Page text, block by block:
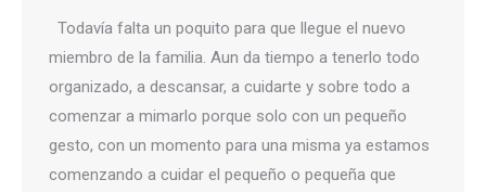
Todavía falta un poquito para que llegue el nuevo
miembro de la familia. Aun da tiempo a tenerlo todo
organizado, a descansar, a cuidarte y sobre todo a
comenzar a mimarlo porque solo con un pequeño
gesto, con un momento para una misma ya estamos
comenzando a cuidar el pequeño o pequeña que